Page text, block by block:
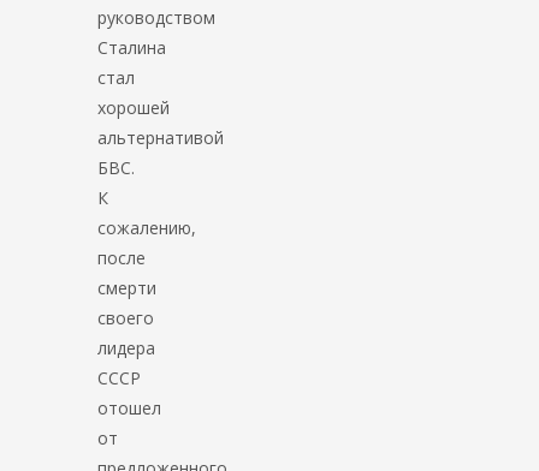
руководством
Сталина
стал
хорошей
альтернативой
БВС.
К
сожалению,
после
смерти
своего
лидера
СССР
отошел
от